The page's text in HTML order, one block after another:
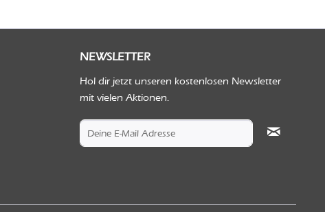
NEWSLETTER
Hol dir jetzt unseren kostenlosen Newsletter
mit vielen Aktionen.